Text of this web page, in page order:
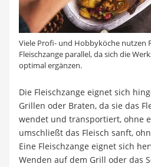
Viele Profi- und Hobbyköche nutzen
Fleischzange parallel, da sich die
optimal ergänzen.
Die Fleischzange eignet sich
Grillen oder Braten, da sie das
wendet und transportiert, ohne
umschließt das Fleisch sanft,
Eine Fleischzange eignet sich
Wenden auf dem Grill oder das